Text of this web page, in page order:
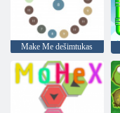
Make Me dešimtukas